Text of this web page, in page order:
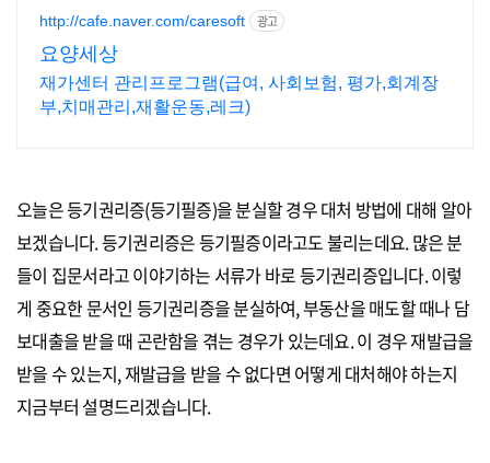
http://cafe.naver.com/caresoft 광고
요양세상
재가센터 관리프로그램(급여, 사회보험, 평가,회계장
부,치매관리,재활운동,레크)
오늘은 등기권리증(등기필증)을 분실할 경우 대처 방법에 대해 알아
보겠습니다. 등기권리증은 등기필증이라고도 불리는데요. 많은 분
들이 집문서라고 이야기하는 서류가 바로 등기권리증입니다. 이렇
게 중요한 문서인 등기권리증을 분실하여, 부동산을 매도할 때나 담
보대출을 받을 때 곤란함을 겪는 경우가 있는데요. 이 경우 재발급을
받을 수 있는지, 재발급을 받을 수 없다면 어떻게 대처해야 하는지
지금부터 설명드리겠습니다.